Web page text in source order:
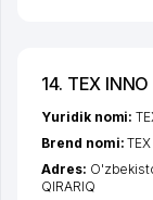
14. TEX
Yuridik nomi:
Brend nomi:
Adres:
QIRARIQ